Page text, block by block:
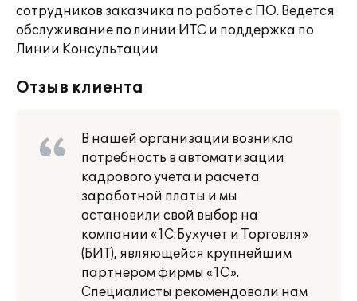
сотрудников заказчика по работе с ПО. Ведется
обслуживание по линии ИТС и поддержка по
Линии Консультации
Отзыв клиента
В нашей организации возникла
потребность в автоматизации
кадрового учета и расчета
заработной платы и мы
остановили свой выбор на
компании «1С:Бухучет и Торговля»
(БИТ), являющейся крупнейшим
партнером фирмы «1С».
Специалисты рекомендовали нам